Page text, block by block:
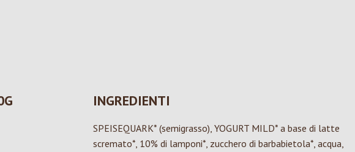
INGREDIENTI
SPEISEQUARK* (semigrasso), YOGURT MILD* a base di latte
scremato*, 10% di lamponi*, zucchero di barbabietola*, acqua,